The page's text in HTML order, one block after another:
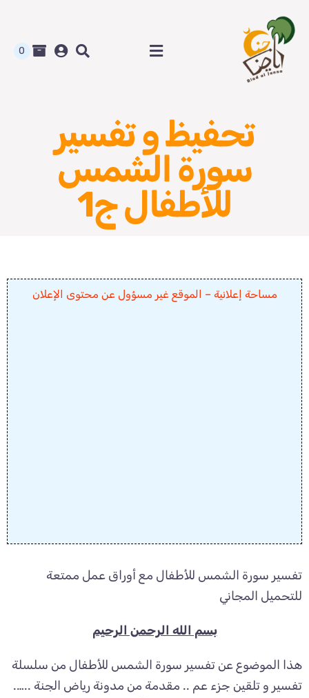
content
Toggle
متجر رياض الجنة
المدونة و أوراق العمل
من نحن
0
تحفيظ و تفسير
سورة الشمس
للأطفال ج1
مساحة إعلانية – الموقع غير مسؤول عن محتوى الإعلان
تفسير سورة الشمس للأطفال مع أوراق عمل ممتعة
للتحميل المجاني
بسم الله الرحمن الرحيم
هذا الموضوع عن تفسير سورة الشمس للأطفال من سلسلة
تفسير و تلقين جزء عم .. مقدمة من مدونة رياض الجنة ..….